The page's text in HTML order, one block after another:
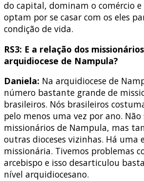
do capital, dominam o comércio e
optam por se casar com os eles
condição de vida.
RS3: E a relação dos
arquidiocese de Nampula?
Daniela: Na arquidiocese de
número bastante grande de
brasileiros. Nós brasileiros
pelo menos uma vez por ano. Não
missionários de Nampula, mas
outras dioceses vizinhas. Há uma
missionária. Tivemos problemas
arcebispo e isso desarticulou
nível arquidiocesano.